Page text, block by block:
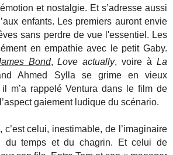
et nostalgie. Et s’adresse aussi
enfants. Les premiers auront envie
sans perdre de vue l'essentiel. Les
en empathie avec le petit Gaby.
Bond,Love actually, voire à La
Ahmed Sylla se grime en vieux
m’a rappelé Ventura dans le film de
gaiement ludique du scénario.
c’est celui, inestimable, de l’imaginaire
du temps et du chagrin. Et celui de